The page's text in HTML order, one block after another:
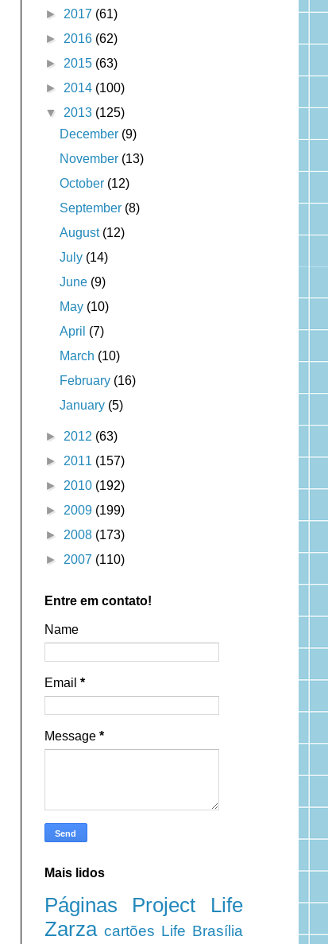
► 2017 (61)
► 2016 (62)
► 2015 (63)
► 2014 (100)
▼ 2013 (125)
December (9)
November (13)
October (12)
September (8)
August (12)
July (14)
June (9)
May (10)
April (7)
March (10)
February (16)
January (5)
► 2012 (63)
► 2011 (157)
► 2010 (192)
► 2009 (199)
► 2008 (173)
► 2007 (110)
Entre em contato!
Name
Email *
Message *
Mais lidos
Páginas
Project Life
Zarza cartões Life Brasília